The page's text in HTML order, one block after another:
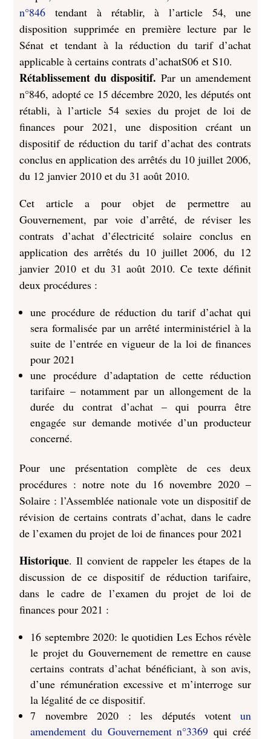
n°846 tendant à rétablir, à l’article 54, une
disposition supprimée en première lecture par le
Sénat et tendant à la réduction du tarif d’achat
applicable à certains contrats d’achatS06 et S10.
Rétablissement du dispositif. Par un amendement
n°846, adopté ce 15 décembre 2020, les députés ont
rétabli, à l’article 54 sexies du projet de loi de
finances pour 2021, une disposition créant un
dispositif de réduction du tarif d’achat des contrats
conclus en application des arrêtés du 10 juillet 2006,
du 12 janvier 2010 et du 31 août 2010.
Cet article a pour objet de permettre au
Gouvernement, par voie d’arrêté, de réviser les
contrats d’achat d’électricité solaire conclus en
application des arrêtés du 10 juillet 2006, du 12
janvier 2010 et du 31 août 2010. Ce texte définit
deux procédures :
une procédure de réduction du tarif d’achat qui
sera formalisée par un arrêté interministériel à la
suite de l’entrée en vigueur de la loi de finances
pour 2021
une procédure d’adaptation de cette réduction
tarifaire – notamment par un allongement de la
durée du contrat d’achat – qui pourra être
engagée sur demande motivée d’un producteur
concerné.
Pour une présentation complète de ces deux
procédures : notre note du 16 novembre 2020 –
Solaire : l’Assemblée nationale vote un dispositif de
révision de certains contrats d’achat, dans le cadre
de l’examen du projet de loi de finances pour 2021
Historique. Il convient de rappeler les étapes de la
discussion de ce dispositif de réduction tarifaire,
dans le cadre de l’examen du projet de loi de
finances pour 2021 :
16 septembre 2020: le quotidien Les Echos révèle
le projet du Gouvernement de remettre en cause
certains contrats d’achat bénéficiant, à son avis,
d’une rémunération excessive et m’interroge sur
la légalité de ce dispositif.
7 novembre 2020 : les députés votentun
amendement du Gouvernement n°3369 qui créé